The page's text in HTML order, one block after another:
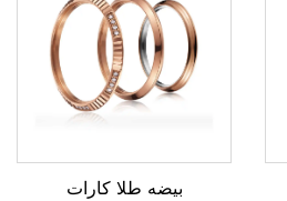
بیضه طلا کارات